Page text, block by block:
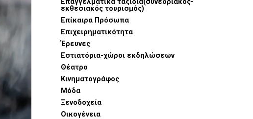
εκθεσιακός τουρισμός)
Επίκαιρα Πρόσωπα
Επιχειρηματικότητα
Έρευνες
Εστιατόρια-χώροι εκδηλώσεων
Θέατρο
Κινηματογράφος
Μόδα
Ξενοδοχεία
Οικογένεια